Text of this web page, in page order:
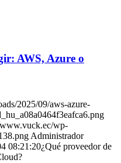
AWS, Azure o
2025/09/aws-azure-
wp-
Administrador
08:21:20¿Qué proveedor de